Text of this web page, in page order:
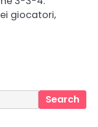
giocatori,